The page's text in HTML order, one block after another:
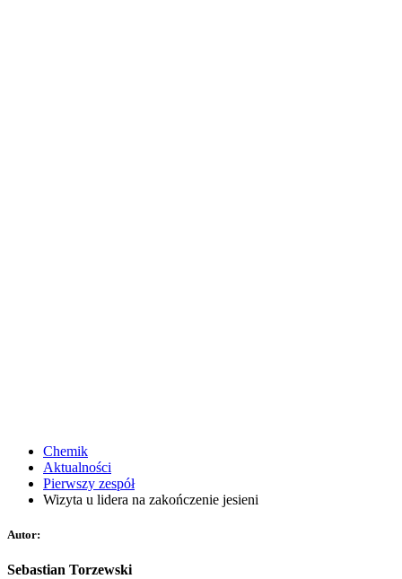
Chemik
Aktualności
Pierwszy zespół
Wizyta u lidera na zakończenie jesieni
Autor:
Sebastian Torzewski